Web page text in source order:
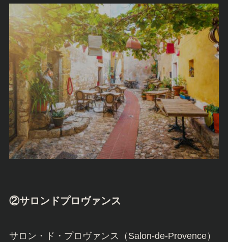
②サロンドプロヴァンス
サロン・ド・プロヴァンス（Salon-de-Provence）